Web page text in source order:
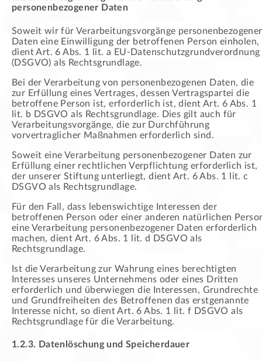
personenbezogener Daten
Soweit wir für Verarbeitungsvorgänge personenbezogener
Daten eine Einwilligung der betroffenen Person einholen,
dient Art. 6 Abs. 1 lit. a EU-Datenschutzgrundverordnung
(DSGVO) als Rechtsgrundlage.
Bei der Verarbeitung von personenbezogenen Daten, die
zur Erfüllung eines Vertrages, dessen Vertragspartei die
betroffene Person ist, erforderlich ist, dient Art. 6 Abs. 1
lit. b DSGVO als Rechtsgrundlage. Dies gilt auch für
Verarbeitungsvorgänge, die zur Durchführung
vorvertraglicher Maßnahmen erforderlich sind.
Soweit eine Verarbeitung personenbezogener Daten zur
Erfüllung einer rechtlichen Verpflichtung erforderlich ist,
der unserer Stiftung unterliegt, dient Art. 6 Abs. 1 lit. c
DSGVO als Rechtsgrundlage.
Für den Fall, dass lebenswichtige Interessen der
betroffenen Person oder einer anderen natürlichen
eine Verarbeitung personenbezogener Daten erforderlich
machen, dient Art. 6 Abs. 1 lit. d DSGVO als
Rechtsgrundlage.
Ist die Verarbeitung zur Wahrung eines berechtigten
Interesses unseres Unternehmens oder eines Dritten
erforderlich und überwiegen die Interessen, Grundrechte
und Grundfreiheiten des Betroffenen das erstgenannte
Interesse nicht, so dient Art. 6 Abs. 1 lit. f DSGVO als
Rechtsgrundlage für die Verarbeitung.
1.2.3. Datenlöschung und Speicherdauer